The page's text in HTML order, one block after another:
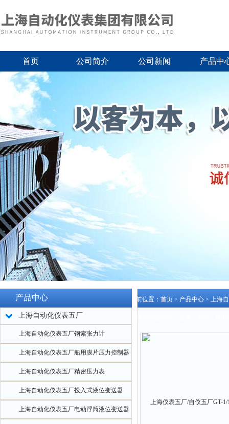
首页 公司简介 公司新闻 产品中
产品中心
上海自动化仪表五厂
上海自动化仪表五厂钢索张力计
上海自动化仪表五厂船用膜片压力控制器
上海自动化仪表五厂精密压力表
上海自动化仪表五厂投入式液位变送器
上海自动化仪表五厂电动浮筒液位变送器
当前位置： 首页 > 产品中心 > 上海